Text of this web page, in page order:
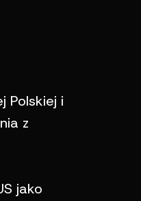
Polskiej i
z
jako